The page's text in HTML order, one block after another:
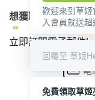
想獲取最新的優惠
立即訂閱電子郵件!
歡迎來到草
入會員就送超
回覆至 草姬
免費領取草